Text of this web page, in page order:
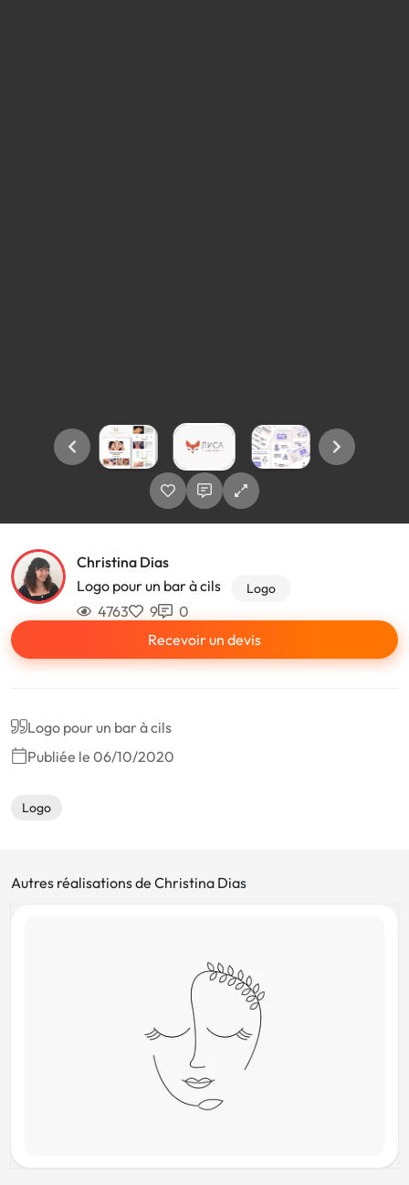
Christina Dias
Logo pour un bar à cils
Logo
4763 9
0
Recevoir un devis
Logo pour un bar à cils
Publiée le 06/10/2020
Logo
Autres réalisations de Christina Dias